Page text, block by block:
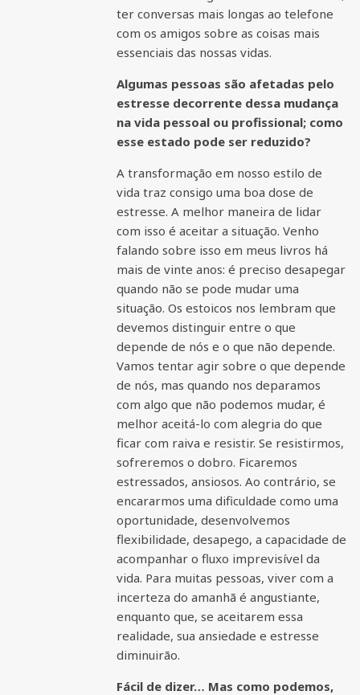
ter conversas mais longas ao telefone
com os amigos sobre as coisas mais
essenciais das nossas vidas.
Algumas pessoas são afetadas pelo
estresse decorrente dessa mudança
na vida pessoal ou profissional; como
esse estado pode ser reduzido?
A transformação em nosso estilo de
vida traz consigo uma boa dose de
estresse. A melhor maneira de lidar
com isso é aceitar a situação. Venho
falando sobre isso em meus livros há
mais de vinte anos: é preciso desapegar
quando não se pode mudar uma
situação. Os estoicos nos lembram que
devemos distinguir entre o que
depende de nós e o que não depende.
Vamos tentar agir sobre o que depende
de nós, mas quando nos deparamos
com algo que não podemos mudar, é
melhor aceitá-lo com alegria do que
ficar com raiva e resistir. Se resistirmos,
sofreremos o dobro. Ficaremos
estressados, ansiosos. Ao contrário, se
encararmos uma dificuldade como uma
oportunidade, desenvolvemos
flexibilidade, desapego, a capacidade de
acompanhar o fluxo imprevisível da
vida. Para muitas pessoas, viver com a
incerteza do amanhã é angustiante,
enquanto que, se aceitarem essa
realidade, sua ansiedade e estresse
diminuirão.
Fácil de dizer… Mas como podemos,